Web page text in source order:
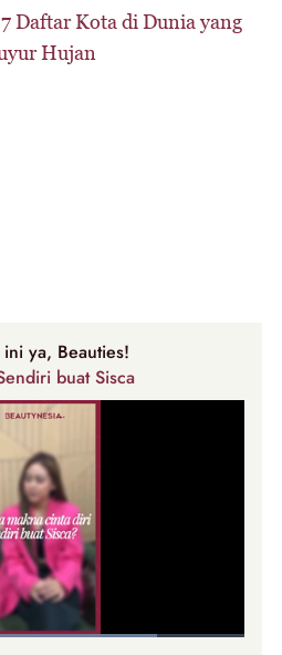
Daftar Kota di Dunia yang
Hujan
ya, Beauties!
buat Sisca